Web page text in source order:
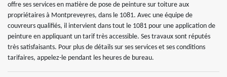
offre ses services en matière de pose de peinture sur toiture aux
propriétaires à Montpreveyres, dans le 1081. Avec une équipe de
couvreurs qualifiés, il intervient dans tout le 1081 pour une application de
peinture en appliquant un tarif très accessible. Ses travaux sont réputés
très satisfaisants. Pour plus de détails sur ses services et ses conditions
tarifaires, appelez-le pendant les heures de bureau.